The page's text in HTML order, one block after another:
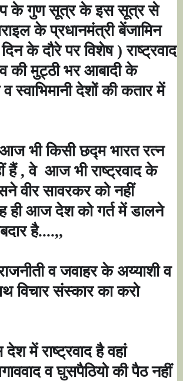
के गुण सूत्र के इस सूत्र से
के प्रधानमंत्री बेंजामिन
के दौरे पर विशेष ) राष्ट्रवाद
की मुट्ठी भर आबादी के
स्वाभिमानी देशों की कतार में
भी किसी छद्म भारत रत्न
हैं , वे आज भी राष्ट्रवाद के
वीर सावरकर को नहीं
ही आज देश को गर्त में डालने
है....,,
व जवाहर के अय्याशी व
विचार संस्कार का करो
में राष्ट्रवाद है वहां
व घुसपैठियो की पैठ नहीं